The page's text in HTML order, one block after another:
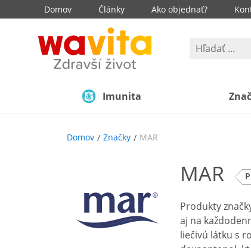
Domov Články Ako objednať?
Imunita
Domov Značky MAR
MAR
Produkty
aj na
liečivú látku s